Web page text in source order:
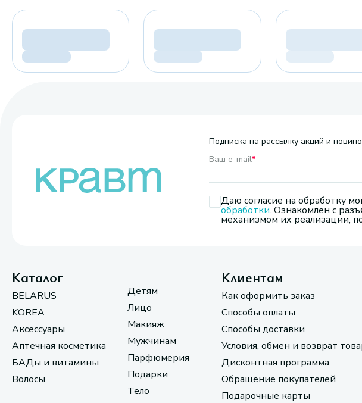
Подписка на рассылку акций и
Ваш e-mail*
Даю согласие на обработку
обработки. Ознакомлен с
механизмом их реализации,
Каталог
BELARUS
KOREA
Аксессуары
Аптечная косметика
БАДы и витамины
Волосы
Детям
Лицо
Макияж
Мужчинам
Парфюмерия
Подарки
Тело
Клиентам
Как оформить заказ
Способы оплаты
Способы доставки
Условия, обмен и возврат
Дисконтная программа
Обращение покупателей
Подарочные карты